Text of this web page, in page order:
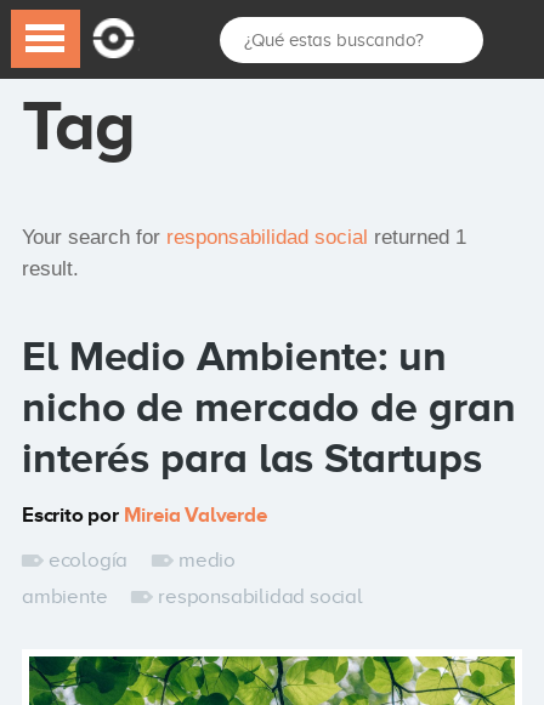
Tag
Your search for responsabilidad social returned 1
result.
El Medio Ambiente: un
nicho de mercado de gran
interés para las Startups
Escrito por Mireia Valverde
ecología
medio
ambiente
responsabilidad social